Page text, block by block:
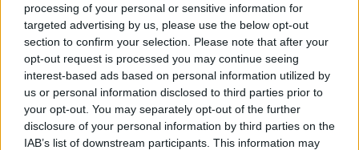
processing of your personal or sensitive information for
targeted advertising by us, please use the below opt-out
section to confirm your selection. Please note that after your
opt-out request is processed you may continue seeing
interest-based ads based on personal information utilized by
us or personal information disclosed to third parties prior to
your opt-out. You may separately opt-out of the further
disclosure of your personal information by third parties on the
IAB’s list of downstream participants. This information may
λίγο μυαλό! Όπως το 1821 οι Έλληνες επαναστάτησαν
και έκαναν δικό τους κράτος, έτσι και οι Κούρδοι
πρέπει να επαναστατήσουν και να ανακηρύξουν το
Κουρδικό κράτος. Μ' αυτό που κάνουν οι Κούρδοι,
που βγάζουν βουλευτές μέσα στην τουρκική βουλή
και θέλουν να συμβιώσουν με τους τούρκους, το
μόνο που καταφέρνουν είναι, να είναι πάντα υπό
διωγμό και να είναι πολίτες δεύτερης κατηγορίας.